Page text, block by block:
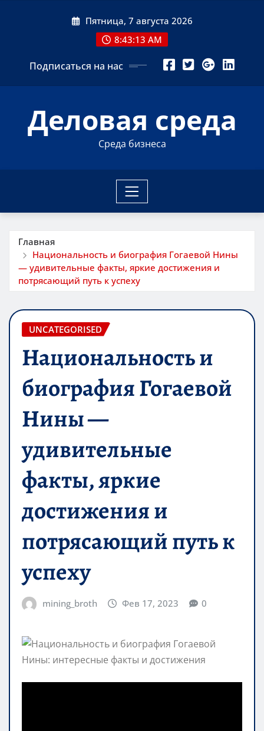
Пятница, 7 августа 2026
8:43:14 AM
Подписаться на нас
Деловая среда
Среда бизнеса
Главная
Национальность и биография Гогаевой Нины
— удивительные факты, яркие достижения и
потрясающий путь к успеху
UNCATEGORISED
Национальность и
биография Гогаевой
Нины —
удивительные
факты, яркие
достижения и
потрясающий путь к
успеху
mining_broth Фев 17, 2023 0